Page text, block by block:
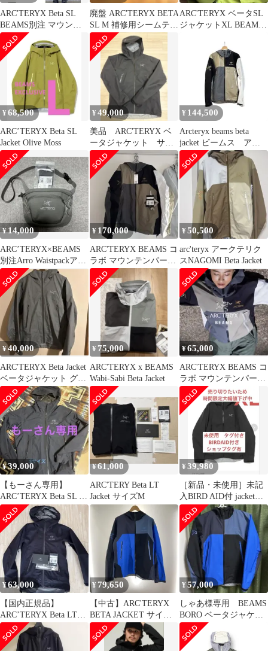
ARC'TERYX Beta SL
BEAMS別注 マウンテ
ンパーカー
廃盤 ARC'TERYX BETA
SL M 補修用シームテー
プ付き
ARC'TERYX ベータSL
ジャケットXL BEAMS
¥68,500
ARC’TERYX Beta SL
Jacket Olive Moss
¥49,000
美品 ARC'TERYX ベ
ータジャケット サイ
ズM ブラック
¥ 144,500
Arcteryx beams beta
jacket ビームス アー
クテリクス
¥14,000
ARC’TERYX×BEAMS
別注Arro Waistpackアー
クテリクス
¥ 170,000
ARC'TERYX BEAMS コ
ラボ マウンテンパーカ
ー
¥50,500
arc'teryx アークテリク
スNAGOMI Beta Jacket
¥40,000
ARC'TERYX Beta Jacket
ベータジャケット グレ
ー
¥ 75,000
ARC'TERYX x BEAMS
Wabi-Sabi Beta Jacket
¥65,000
ARC'TERYX BEAMS コ
ラボ マウンテンパーカ
ー ベータジャケット
¥39,000
【もーさん専用】
ARC’TERYX Beta SL ジ
ャケット 黒 S
¥61,000
ARC'TERY Beta LT
Jacket サイズM
¥39,980
［新品・未使用］未記
入BIRD AID付 jacket
XL
¥63,000
【国内正規品】
ARC’TERYX Beta LT
Jacket XS 23FW
¥ 79,650
【中古】ARC'TERYX
BETA JACKET サイズ
XL BEAMS 青/黒 アー
クテリクス[91]
¥57,000
しゃあ様専用 BEAMS
BORO ベータジャケッ
ト